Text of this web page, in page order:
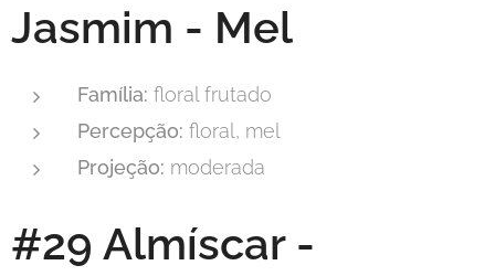
Jasmim - Mel
Família: floral frutado
Percepção: floral, mel
Projeção: moderada
#29 Almíscar -